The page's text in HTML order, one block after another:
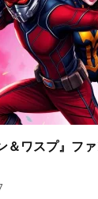
＆ワスプ』フ